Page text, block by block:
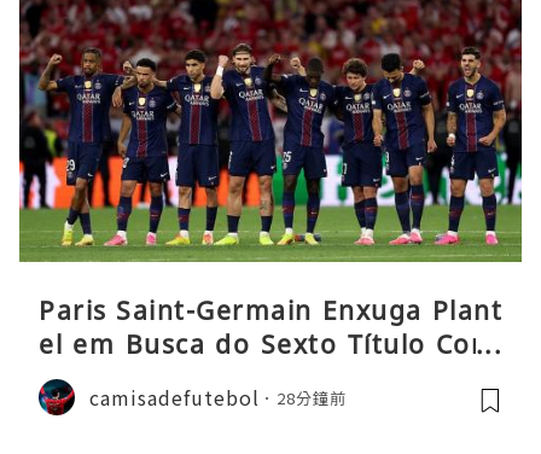
Paris Saint-Germain Enxuga Plant
el em Busca do Sexto Título Cons
ecutivo da Liga
camisadefutebol 28分鐘前